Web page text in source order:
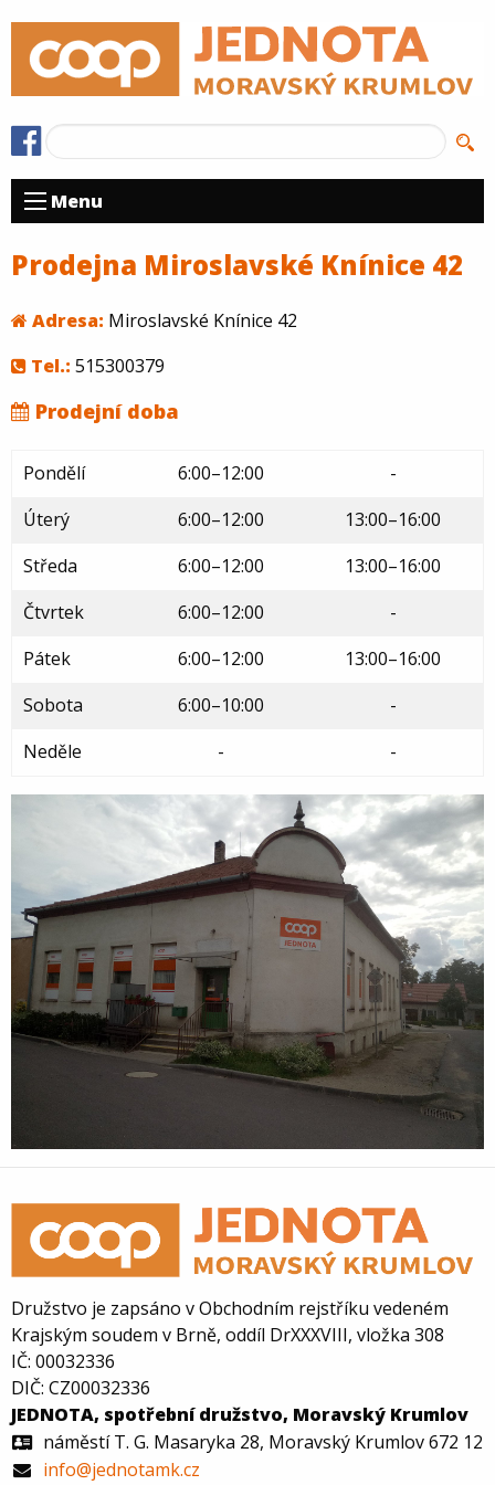
Menu
Prodejna Miroslavské Knínice 42
Adresa: Miroslavské Knínice 42
Tel.: 515300379
Prodejní doba
Pondělí 6:00–12:00
-
Úterý
6:00–12:00
13:00–16:00
Středa
6:00–12:00
13:00–16:00
Čtvrtek
6:00–12:00
-
Pátek
6:00–12:00
13:00–16:00
Sobota
6:00–10:00
-
Neděle
- -
Družstvo je zapsáno v Obchodním rejstříku vedeném
Krajským soudem v Brně, oddíl DrXXXVIII, vložka 308
IČ: 00032336
DIČ: CZ00032336
JEDNOTA, spotřební družstvo, Moravský Krumlov
náměstí T. G. Masaryka 28, Moravský Krumlov 672 12
info@jednotamk.cz